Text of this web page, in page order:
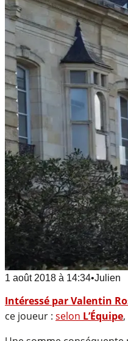
1 août 2018 à 14:34•Julien
Intéressé par Valentin
ce joueur : selon L’Équipe,